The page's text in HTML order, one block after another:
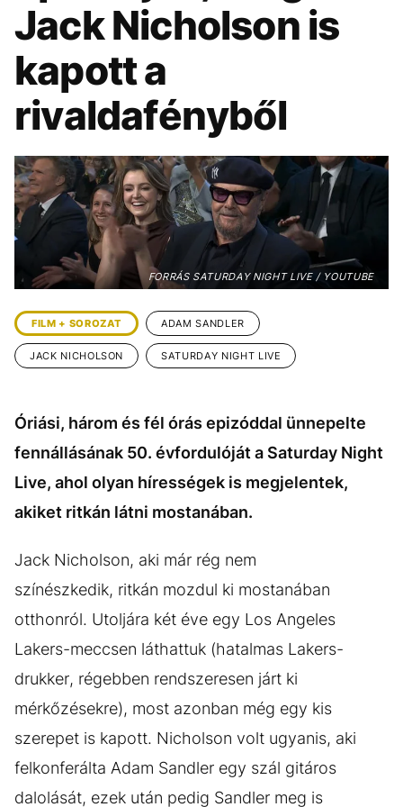
KÖZÉLET UTAZÁS
ÉLETMÓD DESIGN
BESZÉLGETÉSEK
VIDEÓ TÖRTÉNETEK
GASZTRO
Jack Nicholson is
kapott a
rivaldafényből
FORRÁS SATURDAY NIGHT LIVE / YOUTUBE
FILM + SOROZAT ADAM SANDLER
JACK NICHOLSON SATURDAY NIGHT LIVE
Óriási, három és fél órás epizóddal ünnepelte
fennállásának 50. évfordulóját a Saturday Night
Live, ahol olyan hírességek is megjelentek,
akiket ritkán látni mostanában.
Jack Nicholson, aki már rég nem
színészkedik, ritkán mozdul ki mostanában
otthonról. Utoljára két éve egy Los Angeles
Lakers-meccsen láthattuk (hatalmas Lakers-
drukker, régebben rendszeresen járt ki
mérkőzésekre), most azonban még egy kis
szerepet is kapott. Nicholson volt ugyanis, aki
felkonferálta Adam Sandler egy szál gitáros
dalolását, ezek után pedig Sandler meg is